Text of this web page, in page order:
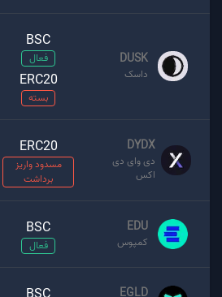
DUSK
داسک
BSC
فعال
ERC20
بسته
DYDX
دی وای دی
اکس
ERC20
مسدود واریز
برداشت
EDU
کمپوس
BSC
فعال